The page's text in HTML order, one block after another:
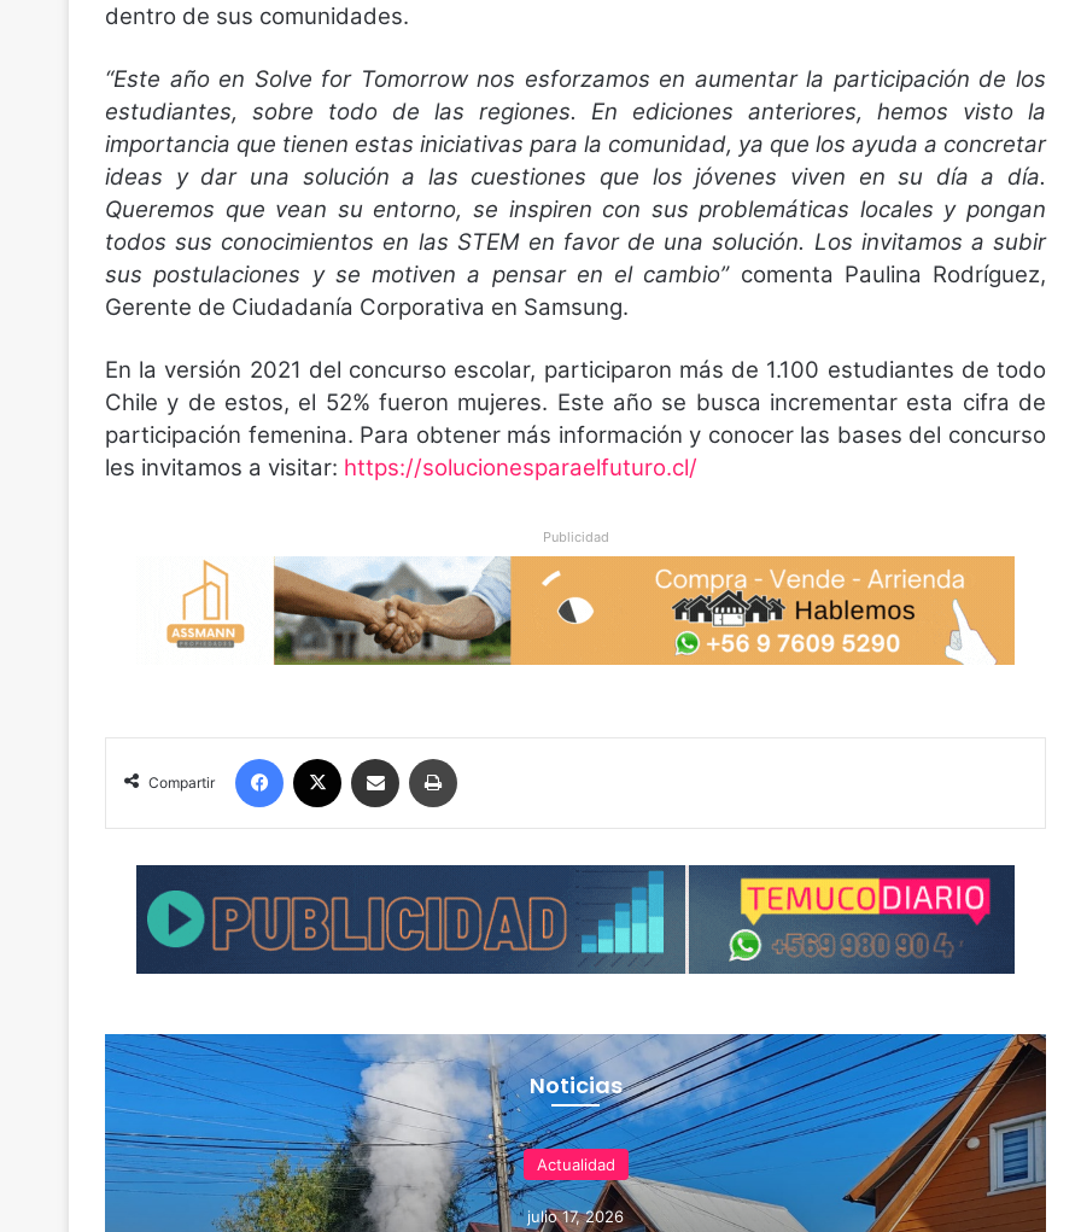
dentro de sus comunidades.
“Este año en Solve for Tomorrow nos esforzamos en aumentar la participación de los
estudiantes, sobre todo de las regiones. En ediciones anteriores, hemos visto la
importancia que tienen estas iniciativas para la comunidad, ya que los ayuda a concretar
ideas y dar una solución a las cuestiones que los jóvenes viven en su día a día.
Queremos que vean su entorno, se inspiren con sus problemáticas locales y pongan
todos sus conocimientos en las STEM en favor de una solución. Los invitamos a subir
sus postulaciones y se motiven a pensar en el cambio”comenta Paulina Rodríguez,
Gerente de Ciudadanía Corporativa en Samsung.
En la versión 2021 del concurso escolar, participaron más de 1.100 estudiantes de todo
Chile y de estos, el 52% fueron mujeres. Este año se busca incrementar esta cifra de
participación femenina. Para obtener más información y conocer las bases del concurso
les invitamos a visitar: https://solucionesparaelfuturo.cl/
Publicidad
Compartir
Noticias
Actualidad
julio 17, 2026